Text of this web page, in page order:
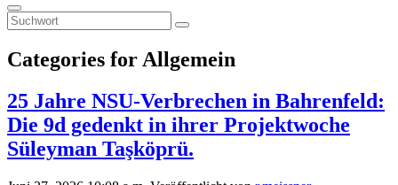
Categories for Allgemein
25 Jahre NSU-Verbrechen in Bahrenfeld:
Die 9d gedenkt in ihrer Projektwoche
Süleyman Taşköprü.